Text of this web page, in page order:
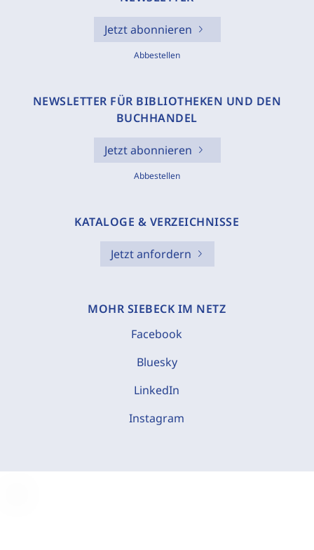
Jetzt abonnieren
Abbestellen
NEWSLETTER FÜR BIBLIOTHEKEN UND DEN
BUCHHANDEL
Jetzt abonnieren
Abbestellen
KATALOGE & VERZEICHNISSE
Jetzt anfordern
MOHR SIEBECK IM NETZ
Facebook
Bluesky
LinkedIn
Instagram